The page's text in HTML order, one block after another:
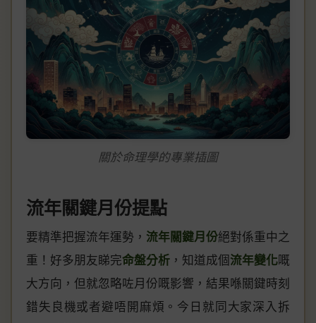
關於命理學的專業插圖
流年關鍵月份提點
要精準把握流年運勢， 流年關鍵月份絕對係重中之
重！好多朋友睇完命盤分析 ，知道成個 流年變化嘅
大方向，但就忽略咗月份嘅影響，結果喺關鍵時刻
錯失良機或者避唔開麻煩。今日就同大家深入拆